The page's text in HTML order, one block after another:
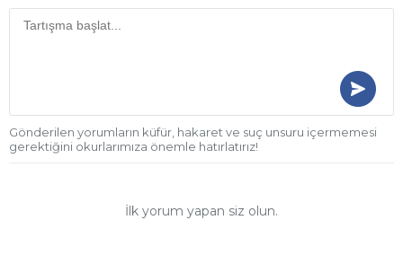
Gönderilen yorumların küfür, hakaret ve suç unsuru içermemesi
gerektiğini okurlarımıza önemle hatırlatırız!
İlk yorum yapan siz olun.